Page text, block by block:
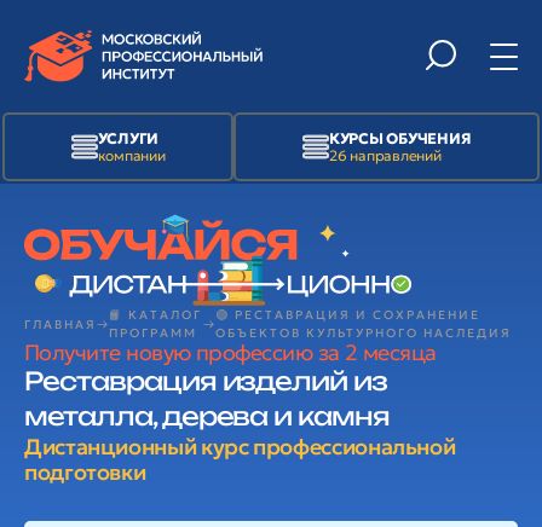
УСЛУГИ
компании
КУРСЫ ОБУЧЕНИЯ
26 направлений
ГЛАВНАЯ
📙 КАТАЛОГ
ПРОГРАММ
🟢 РЕСТАВРАЦИЯ И СОХРАНЕНИЕ
ОБЪЕКТОВ КУЛЬТУРНОГО НАСЛЕДИЯ
Получите новую профессию за 2 месяца
Реставрация изделий из
металла, дерева и камня
Дистанционный курс профессиональной
подготовки